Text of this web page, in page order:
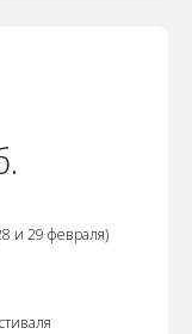
и 29 февраля)